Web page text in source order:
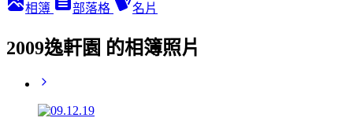
相簿 部落格 名片
2009逸軒園 的相簿照片